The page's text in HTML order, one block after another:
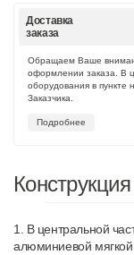
Доставка
заказа
Обращаем Ваше
оформлении заказа. В
оборудования в пункте
Заказчика.
Подробнее
Конструкция
1. В центральной
алюминиевой